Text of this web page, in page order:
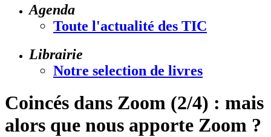
Agenda
Toute l'actualité des TIC
Librairie
Notre selection de livres
Coincés dans Zoom (2/4) : mais
alors que nous apporte Zoom ?